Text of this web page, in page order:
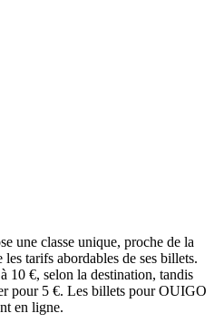
une classe unique, proche de la
tarifs abordables de ses billets.
10 €, selon la destination, tandis
pour 5 €. Les billets pour OUIGO
en ligne.